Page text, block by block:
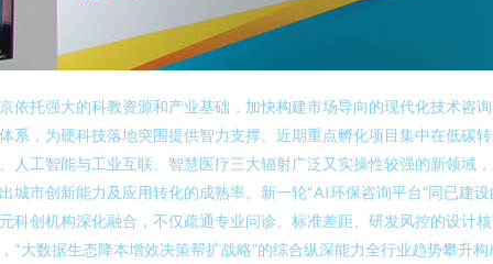
依托强大的科教资源和产业基础，加快构建市场导向的现代化技术咨
系，为硬科技落地突围提供智力支撑。近期重点孵化项目集中在低碳转
人工智能与工业互联、智慧医疗三大辐射广泛又实操性较强的新领域
城市创新能力及应用转化的成熟率。新一轮“AI环保咨询平台”同已建设
科创机构深化融合，不仅疏通专业问诊、标准差距、研发风控的设计核
“大数据生态降本增效决策帮扩战略”的综合纵深能力全行业趋势攀升构